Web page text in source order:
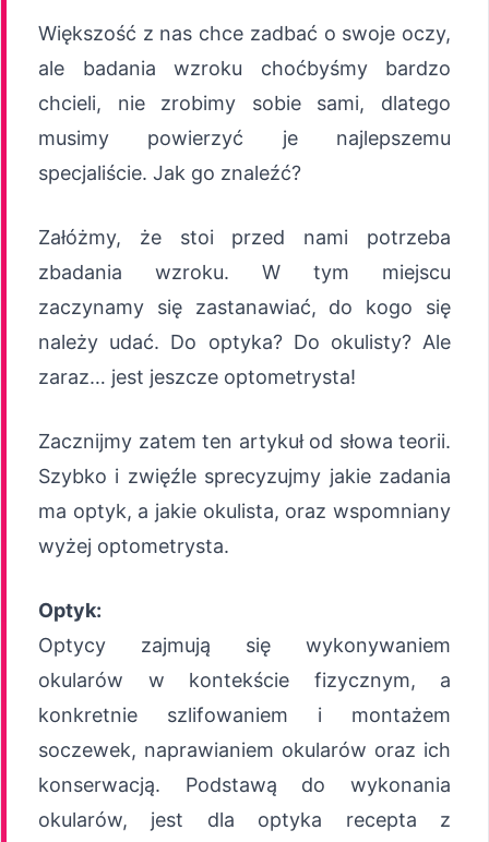
Większość z nas chce zadbać o swoje oczy,
ale badania wzroku choćbyśmy bardzo
chcieli, nie zrobimy sobie sami, dlatego
musimy powierzyć je najlepszemu
specjaliście. Jak go znaleźć?
Załóżmy, że stoi przed nami potrzeba
zbadania wzroku. W tym miejscu
zaczynamy się zastanawiać, do kogo się
należy udać. Do optyka? Do okulisty? Ale
zaraz… jest jeszcze optometrysta!
Zacznijmy zatem ten artykuł od słowa teorii.
Szybko i zwięźle sprecyzujmy jakie zadania
ma optyk, a jakie okulista, oraz wspomniany
wyżej optometrysta.
Optyk:
Optycy zajmują się wykonywaniem
okularów w kontekście fizycznym, a
konkretnie szlifowaniem i montażem
soczewek, naprawianiem okularów oraz ich
konserwacją. Podstawą do wykonania
okularów, jest dla optyka recepta z